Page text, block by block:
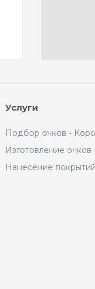
Услуги
Подбор очков -
Изготовление очков
Нанесение покрытий